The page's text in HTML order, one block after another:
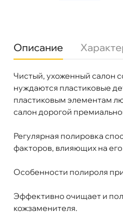
Описание
Чистый, ухоженный салон
нуждаются пластиковые
пластиковым элементам
салон дорогой
Регулярная полировка
факторов, влияющих на
Особенности полироля
Эффективно очищает и
кожзаменителя.
Бренд
Astrohim
Объем
125мл
Артикул
AC-2317
Бесплатная
Самовывоз
ул. Салова, д. 30
Пн-Пт
09.30 - 19.00
Богатырский
Пн–Вс10:00 – 21:00